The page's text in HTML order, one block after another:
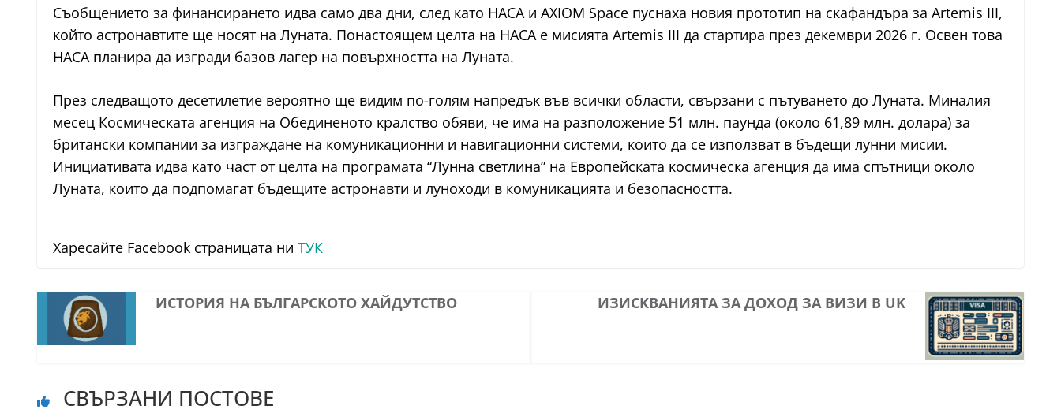
Съобщението за финансирането идва само два дни, след като НАСА и AXIOM Space пуснаха новия прототип на скафандъра за Artemis III,
който астронавтите ще носят на Луната. Понастоящем целта на НАСА е мисията Artemis III да стартира през декември 2026 г. Освен това
НАСА планира да изгради базов лагер на повърхността на Луната.
През следващото десетилетие вероятно ще видим по-голям напредък във всички области, свързани с пътуването до Луната. Миналия
месец Космическата агенция на Обединеното кралство обяви, че има на разположение 51 млн. паунда (около 61,89 млн. долара) за
британски компании за изграждане на комуникационни и навигационни системи, които да се използват в бъдещи лунни мисии.
Инициативата идва като част от целта на програмата “Лунна светлина” на Европейската космическа агенция да има спътници около
Луната, които да подпомагат бъдещите астронавти и луноходи в комуникацията и безопасността.
Харесайте Facebook страницата ни ТУК
ИСТОРИЯ НА БЪЛГАРСКОТО ХАЙДУТСТВО ИЗИСКВАНИЯТА ЗА ДОХОД ЗА ВИЗИ В UK
СВЪРЗАНИ ПОСТОВЕ